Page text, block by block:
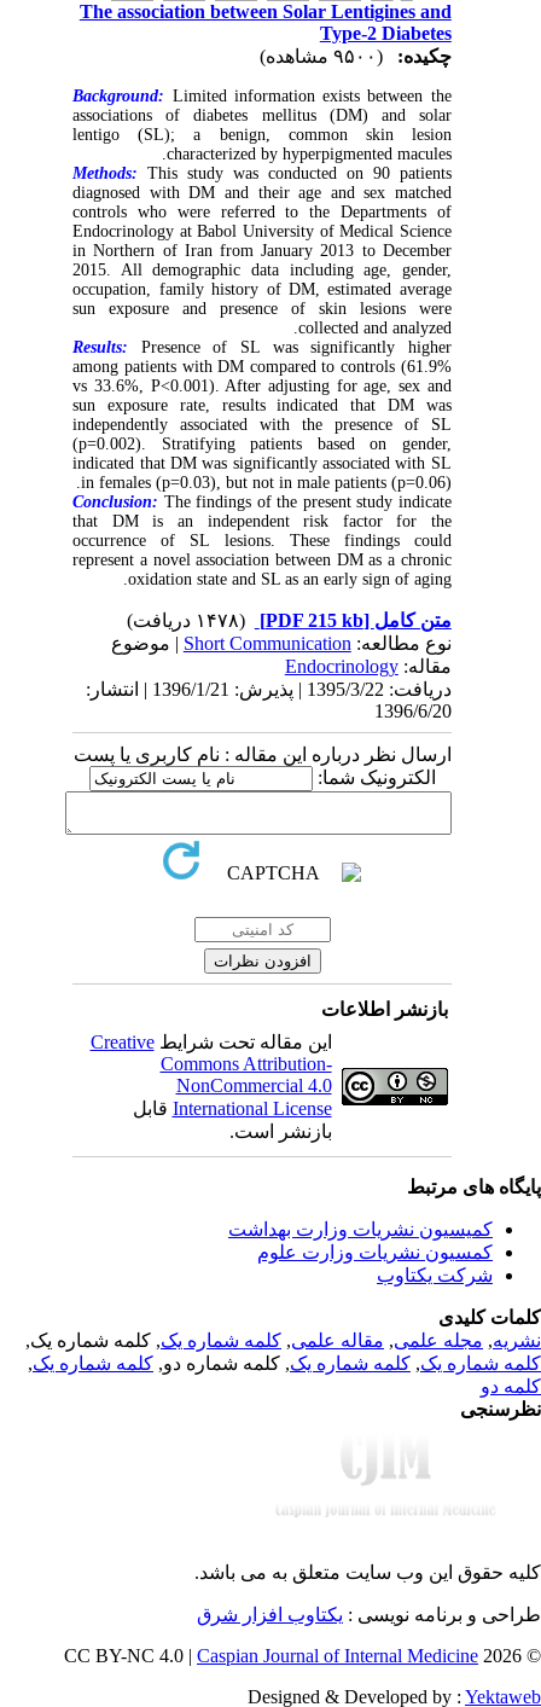
The association between Solar Lentigines and
Type-2 Diabetes
چکیده:
Background:Limited information exists between the
associations of diabetes mellitus (DM) and solar
lentigo (SL); a benign, common skin lesion
characterized by hyperpigmented macules.
Methods:This study was conducted on 90 patients
diagnosed with DM and their age and sex matched
controls who were referred to the Departments of
Endocrinology at Babol University of Medical Science
in Northern of Iran from January 2013 to December
2015. All demographic data including age, gender,
occupation, family history of DM, estimated average
sun exposure and presence of skin lesions were
collected and analyzed.
Results:Presence of SL was significantly higher
among patients with DM compared to controls (61.9%
vs 33.6%, P<0.001). After adjusting for age, sex and
sun exposure rate, results indicated that DM was
independently associated with the presence of SL
(p=0.002). Stratifying patients based on gender,
indicated that DM was significantly associated with SL
in females (p=0.03), but not in male patients (p=0.06).
Conclusion:The findings of the present study indicate
that DM is an independent risk factor for the
occurrence of SL lesions. These findings could
represent a novel association between DM as a chronic
oxidation state and SL as an early sign of aging.
متن کامل[PDF 215 kb]
نوع مطالعه:Short Communication| موضوع
مقاله:Endocrinology
دریافت: 1395/3/22 | پذیرش: 1396/1/21 | انتشار:
1396/6/20
ارسال نظر درباره این مقاله : نام کاربری یا پست
الکترونیک شما:
بازنشر اطلاعات
این مقاله تحت شرایطCreative
Commons Attribution-
NonCommercial 4.0
International Licenseقابل
بازنشر است.
های مرتبط
کمیسیون نشریات وزارت بهداشت
کمسیون نشریات وزارت علوم
شرکت یکتاوب
کلیدی
,مجله علمی, مقاله علمی, کلمه شماره یک, کلمه شماره یک,
شماره یک,کلمه شماره یک, کلمه شماره دو,کلمه شماره یک,
دو
حقوق این وب سایت متعلق بهمی باشد.
و برنامه نویسی : یکتاوب افزار شرق
©
Caspian Journal of Internal Medicine
Designed & Developed by :